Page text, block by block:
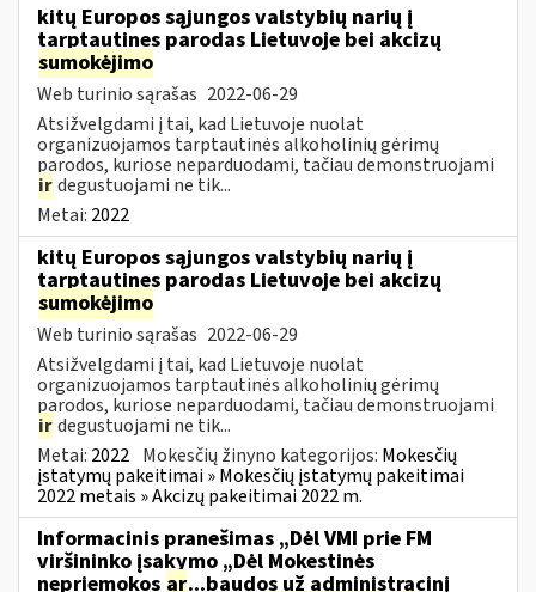
kitų Europos sąjungos valstybių narių į
tarptautines parodas Lietuvoje bei akcizų
sumokėjimo
Web turinio sąrašas 2022-06-29
Atsižvelgdami į tai, kad Lietuvoje nuolat
organizuojamos tarptautinės alkoholinių gėrimų
parodos, kuriose neparduodami, tačiau demonstruojami
irdegustuojami ne tik...
Metai: 2022
kitų Europos sąjungos valstybių narių į
tarptautines parodas Lietuvoje bei akcizų
sumokėjimo
Web turinio sąrašas 2022-06-29
Atsižvelgdami į tai, kad Lietuvoje nuolat
organizuojamos tarptautinės alkoholinių gėrimų
parodos, kuriose neparduodami, tačiau demonstruojami
irdegustuojami ne tik...
Metai: 2022 Mokesčių žinyno kategorijos: Mokesčių
įstatymų pakeitimai » Mokesčių įstatymų pakeitimai
2022 metais » Akcizų pakeitimai 2022 m.
Informacinis pranešimas „Dėl VMI prie FM
viršininko įsakymo „Dėl Mokestinės
nepriemokos ar...baudos už administracinį